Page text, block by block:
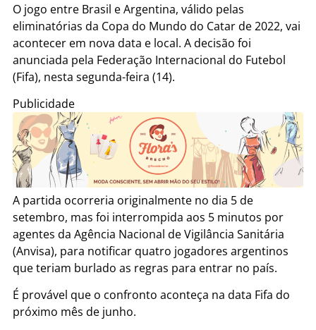
O jogo entre Brasil e Argentina, válido pelas
eliminatórias da Copa do Mundo do Catar de 2022, vai
acontecer em nova data e local. A decisão foi
anunciada pela Federação Internacional do Futebol
(Fifa), nesta segunda-feira (14).
Publicidade
A partida ocorreria originalmente no dia 5 de
setembro, mas foi interrompida aos 5 minutos por
agentes da Agência Nacional de Vigilância Sanitária
(Anvisa), para notificar quatro jogadores argentinos
que teriam burlado as regras para entrar no país.
É provável que o confronto aconteça na data Fifa do
próximo mês de junho.